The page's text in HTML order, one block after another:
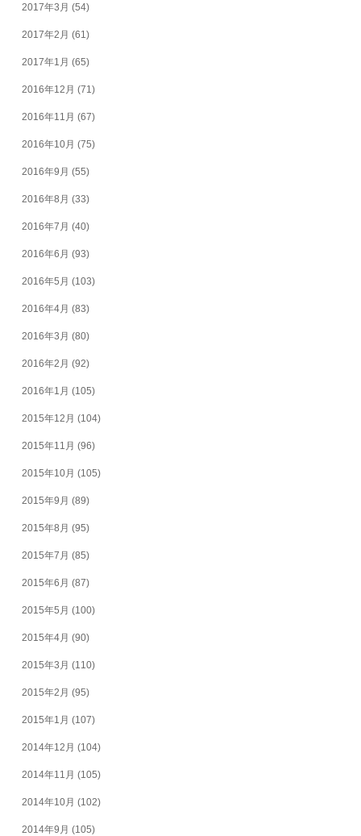
2017年3月 (54)
2017年2月 (61)
2017年1月 (65)
2016年12月 (71)
2016年11月 (67)
2016年10月 (75)
2016年9月 (55)
2016年8月 (33)
2016年7月 (40)
2016年6月 (93)
2016年5月 (103)
2016年4月 (83)
2016年3月 (80)
2016年2月 (92)
2016年1月 (105)
2015年12月 (104)
2015年11月 (96)
2015年10月 (105)
2015年9月 (89)
2015年8月 (95)
2015年7月 (85)
2015年6月 (87)
2015年5月 (100)
2015年4月 (90)
2015年3月 (110)
2015年2月 (95)
2015年1月 (107)
2014年12月 (104)
2014年11月 (105)
2014年10月 (102)
2014年9月 (105)